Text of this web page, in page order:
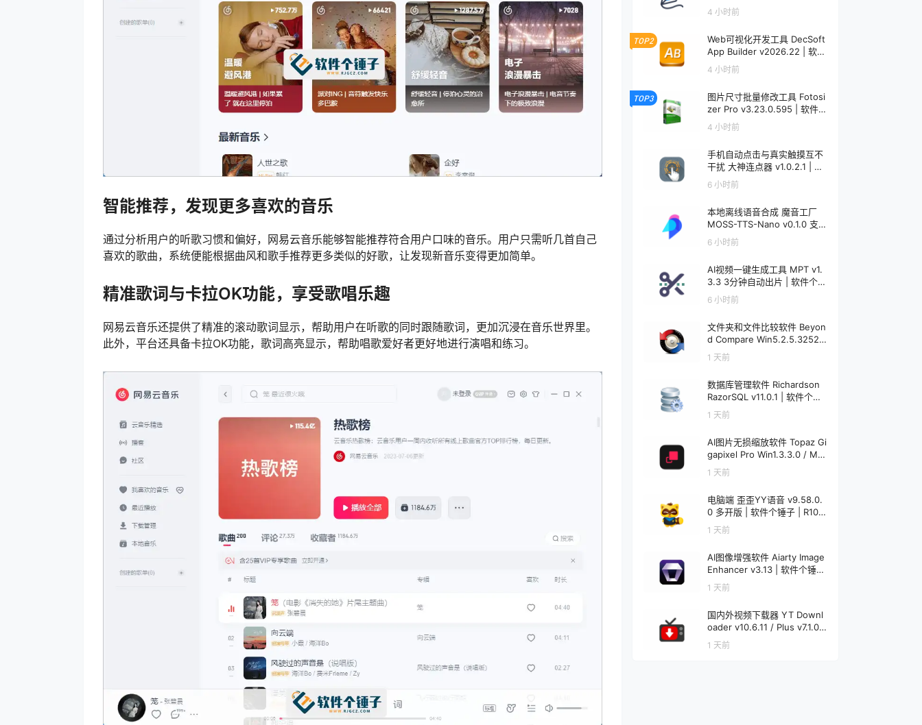
智能推荐，发现更多喜欢的音乐
通过分析用户的听歌习惯和偏好，网易云音乐能够智能推荐符合用户口味的音乐。用户只需听几首自己
喜欢的歌曲，系统便能根据曲风和歌手推荐更多类似的好歌，让发现新音乐变得更加简单。
精准歌词与卡拉OK功能，享受歌唱乐趣
网易云音乐还提供了精准的滚动歌词显示，帮助用户在听歌的同时跟随歌词，更加沉浸在音乐世界里。
此外，平台还具备卡拉OK功能，歌词高亮显示，帮助唱歌爱好者更好地进行演唱和练习。
软件个锤子 | S1001
4 小时前
TOP2
Web可视化开发工具 DecSoft
App Builder v2026.22 | 软件
个锤子 | R5092
4 小时前
TOP3
图片尺寸批量修改工具 Fotosi
zer Pro v3.23.0.595 | 软件个
锤子 | R5091
4 小时前
手机自动点击与真实触摸互不
干扰 大神连点器 v1.0.2.1 | 软
件个锤子 | R5090
6 小时前
本地离线语音合成 魔音工厂
MOSS-TTS-Nano v0.1.0 支
持声音克隆 | 软件个锤子 | R5
089
6 小时前
AI视频一键生成工具 MPT v1.
3.3 3分钟自动出片 | 软件个锤
子 | R5088
6 小时前
文件夹和文件比较软件 Beyon
d Compare Win5.2.5.32528
/ Mac5.1.1.31157 | 软件个锤子
| R1599
1 天前
数据库管理软件 Richardson
RazorSQL v11.0.1 | 软件个锤
子 | R1233
1 天前
AI图片无损缩放软件 Topaz Gi
gapixel Pro Win1.3.3.0 / Mac
1.0.0 | 软件个锤子 | R4521
1 天前
电脑端 歪歪YY语音 v9.58.0.
0 多开版 | 软件个锤子 | R108
1 天前
AI图像增强软件 Aiarty Image
Enhancer v3.13 | 软件个锤子
| R1848
1 天前
国内外视频下载器 YT Downl
oader v10.6.11 / Plus v7.1.0
Mac v7.1.0 | 软件个锤子 | R12
20
1 天前